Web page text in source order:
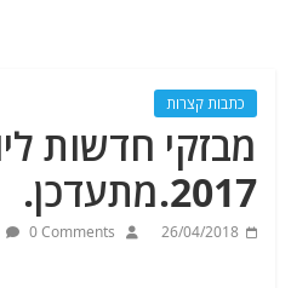
כתבות קצרות
2017.מתעדכן.
26/04/2018
0 Comments